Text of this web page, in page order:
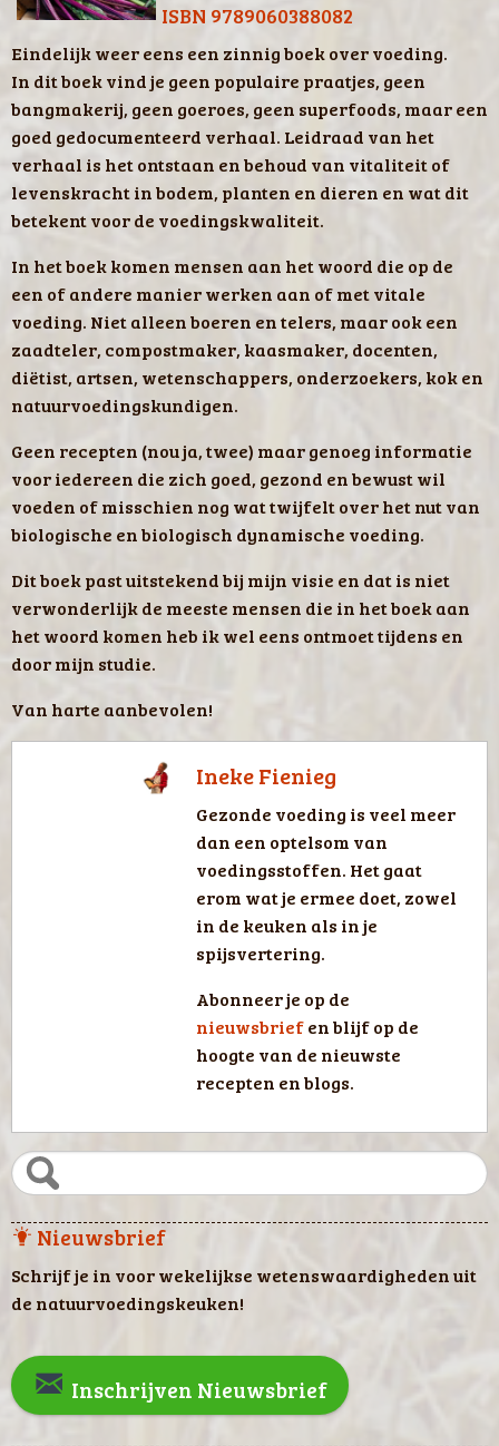
ISBN 9789060388082
Eindelijk weer eens een zinnig boek over voeding.
In dit boek vind je geen populaire praatjes, geen
bangmakerij, geen goeroes, geen superfoods, maar een
goed gedocumenteerd verhaal. Leidraad van het
verhaal is het ontstaan en behoud van vitaliteit of
levenskracht in bodem, planten en dieren en wat dit
betekent voor de voedingskwaliteit.
In het boek komen mensen aan het woord die op de
een of andere manier werken aan of met vitale
voeding. Niet alleen boeren en telers, maar ook een
zaadteler, compostmaker, kaasmaker, docenten,
diëtist, artsen, wetenschappers, onderzoekers, kok en
natuurvoedingskundigen.
Geen recepten (nou ja, twee) maar genoeg informatie
voor iedereen die zich goed, gezond en bewust wil
voeden of misschien nog wat twijfelt over het nut van
biologische en biologisch dynamische voeding.
Dit boek past uitstekend bij mijn visie en dat is niet
verwonderlijk de meeste mensen die in het boek aan
het woord komen heb ik wel eens ontmoet tijdens en
door mijn studie.
Van harte aanbevolen!
Ineke Fienieg
Gezonde voeding is veel meer
dan een optelsom van
voedingsstoffen. Het gaat
erom wat je ermee doet, zowel
in de keuken als in je
spijsvertering.
Abonneer je op de
nieuwsbriefen blijf op de
hoogte van de nieuwste
recepten en blogs.
Nieuwsbrief
Schrijf je in voor wekelijkse wetenswaardigheden uit
de natuurvoedingskeuken!
Inschrijven Nieuwsbrief